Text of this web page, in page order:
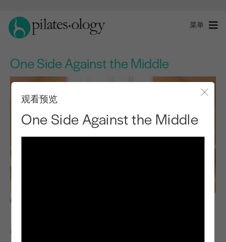
菜单
One Side Against the Middle
观看预览
One Side Against the Middle
教师